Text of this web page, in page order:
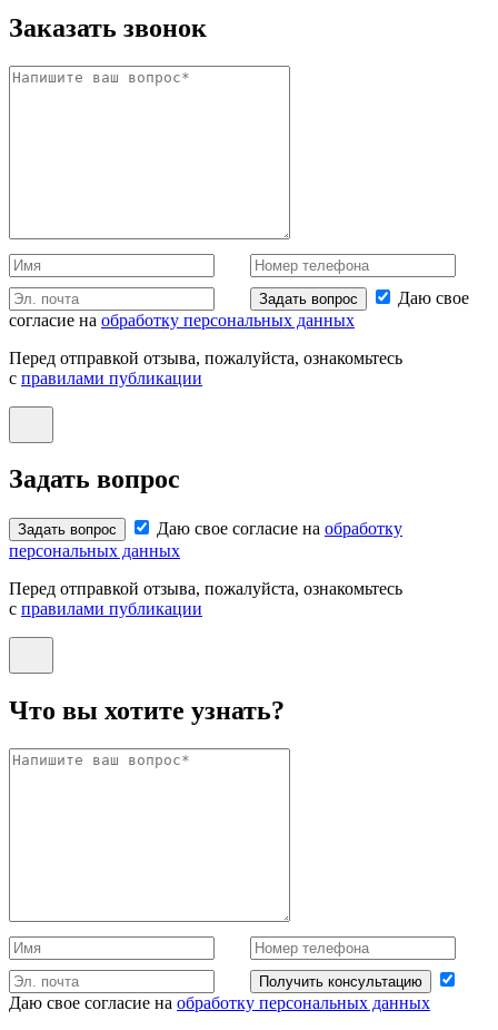
Заказать звонок
Задать вопрос
Даю свое
согласие на обработку персональных данных
Перед отправкой отзыва, пожалуйста, ознакомьтесь
с правилами публикации
Задать вопрос
Задать вопрос Даю свое согласие на обработку
персональных данных
Перед отправкой отзыва, пожалуйста, ознакомьтесь
с правилами публикации
Что вы хотите узнать?
Получить консультацию
Даю свое согласие на обработку персональных данных